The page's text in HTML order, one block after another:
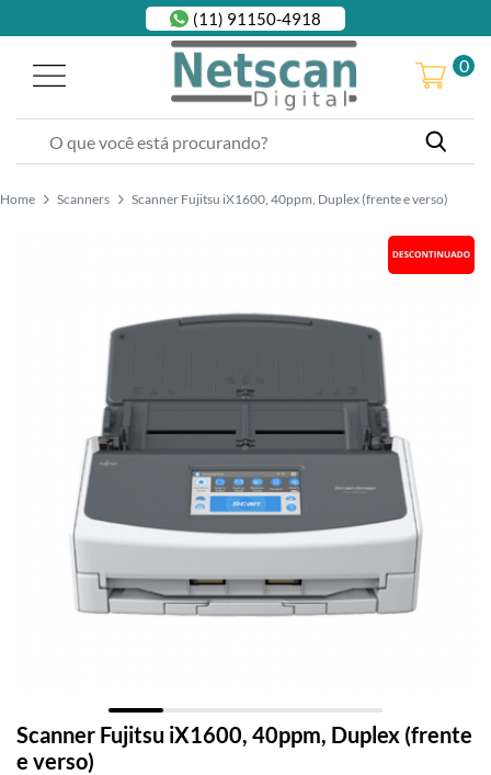
(11) 91150-4918
0
Home Scanners Scanner Fujitsu iX1600, 40ppm, Duplex (frente e verso)
Scanner Fujitsu iX1600, 40ppm, Duplex (frente
e verso)